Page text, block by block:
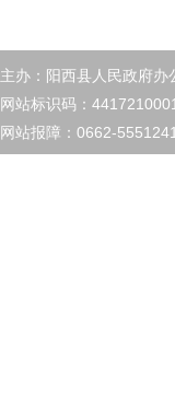
主办：阳西县人民政府办
网站标识码：
网站报障：0662-